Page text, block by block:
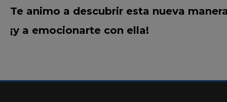
Te animo a descubrir esta nueva
¡y a emocionarte con ella!